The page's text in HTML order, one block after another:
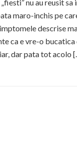
nu au reusit sa
maro-inchis pe
descrise
ca e vre-o
dar pata tot acolo